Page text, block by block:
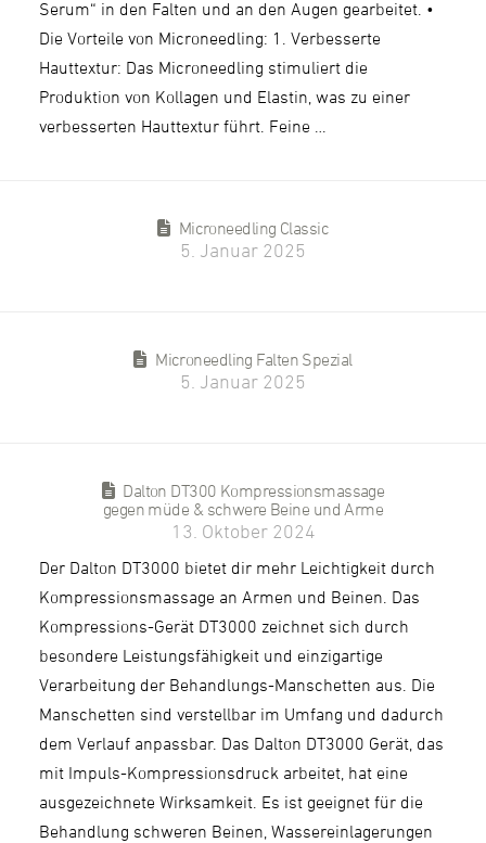
Serum“ in den Falten und an den Augen gearbeitet. •
Die Vorteile von Microneedling: 1. Verbesserte
Hauttextur: Das Microneedling stimuliert die
Produktion von Kollagen und Elastin, was zu einer
verbesserten Hauttextur führt. Feine …
Microneedling Classic
5. Januar 2025
Microneedling Falten Spezial
5. Januar 2025
Dalton DT300 Kompressionsmassage
gegen müde & schwere Beine und Arme
13. Oktober 2024
Der Dalton DT3000 bietet dir mehr Leichtigkeit durch
Kompressionsmassage an Armen und Beinen. Das
Kompressions-Gerät DT3000 zeichnet sich durch
besondere Leistungsfähigkeit und einzigartige
Verarbeitung der Behandlungs-Manschetten aus. Die
Manschetten sind verstellbar im Umfang und dadurch
dem Verlauf anpassbar. Das Dalton DT3000 Gerät, das
mit Impuls-Kompressionsdruck arbeitet, hat eine
ausgezeichnete Wirksamkeit. Es ist geeignet für die
Behandlung schweren Beinen, Wassereinlagerungen